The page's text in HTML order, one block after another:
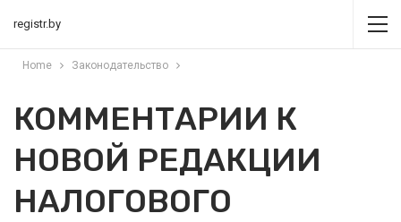
registr.by
Home Законодательство
КОММЕНТАРИИ К
НОВОЙ РЕДАКЦИИ
НАЛОГОВОГО